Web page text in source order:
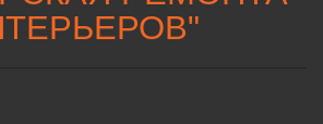
"